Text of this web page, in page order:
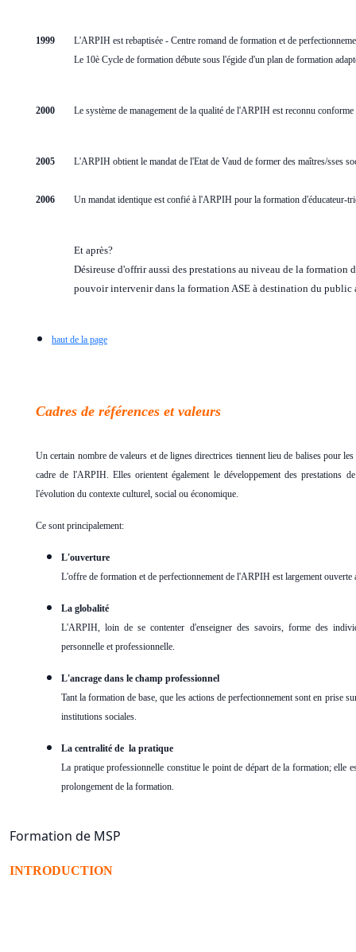
1999 L'ARPIH est rebaptisée - Centre romand de formation et de
Le 10è Cycle de formation débute sous l'égide d'un plan de formation
2000 Le système de management de la qualité de l'ARPIH est reconnu
2005 L'ARPIH obtient le mandat de l'Etat de Vaud de former des maîtres/sses
2006 Un mandat identique est confié à l'ARPIH pour la formation d'éducateur-
Et après?
Désireuse d'offrir aussi des prestations au niveau de la formation
pouvoir intervenir dans la formation ASE à destination du public
haut de la page
Cadres de références et valeurs
Un certain nombre de valeurs et de lignes directrices tiennent lieu de balises pour
cadre de l'ARPIH. Elles orientent également le développement des prestations
l'évolution du contexte culturel, social ou économique.
Ce sont principalement:
L'ouverture
L'offre de formation et de perfectionnement de l'ARPIH est largement
La globalité
L'ARPIH, loin de se contenter d'enseigner des savoirs, forme des
personnelle et professionnelle.
L'ancrage dans le champ professionnel
Tant la formation de base, que les actions de perfectionnement sont en prise
institutions sociales.
La centralité de la pratique
La pratique professionnelle constitue le point de départ de la formation; elle
prolongement de la formation.
Formation de MSP
INTRODUCTION